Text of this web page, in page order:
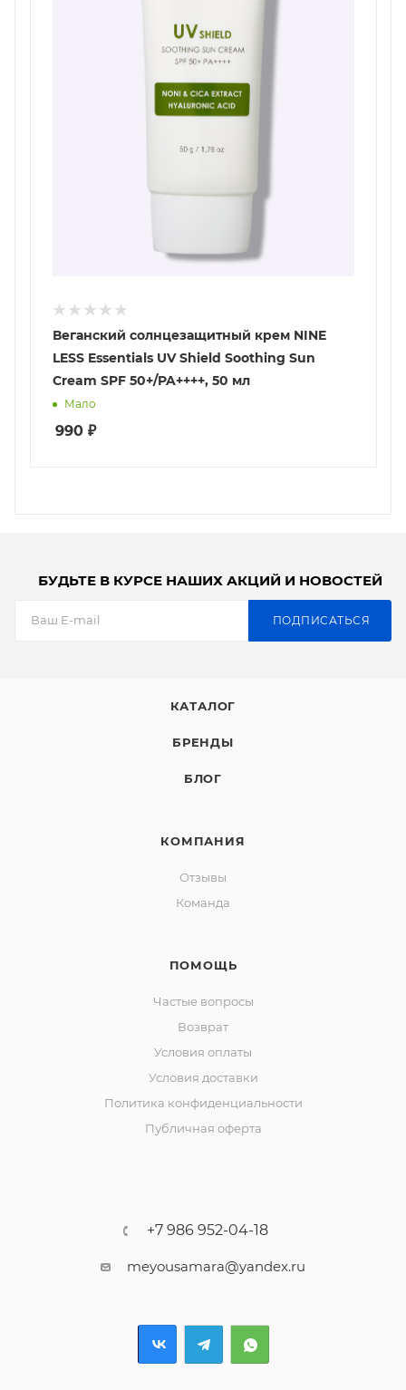
Веганский солнцезащитный крем NINE
LESS Essentials UV Shield Soothing Sun
Cream SPF 50+/PA++++, 50 мл
Мало
990 ₽
БУДЬТЕ В КУРСЕ НАШИХ АКЦИЙ И НОВОСТЕЙ
ПОДПИСАТЬСЯ
КАТАЛОГ
БРЕНДЫ
БЛОГ
КОМПАНИЯ
Отзывы
Команда
ПОМОЩЬ
Частые вопросы
Возврат
Условия оплаты
Условия доставки
Политика конфиденциальности
Публичная оферта
+7 986 952-04-18
meyousamara@yandex.ru